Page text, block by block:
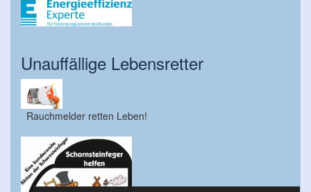
Unauffällige Lebensretter
Rauchmelder retten Leben!